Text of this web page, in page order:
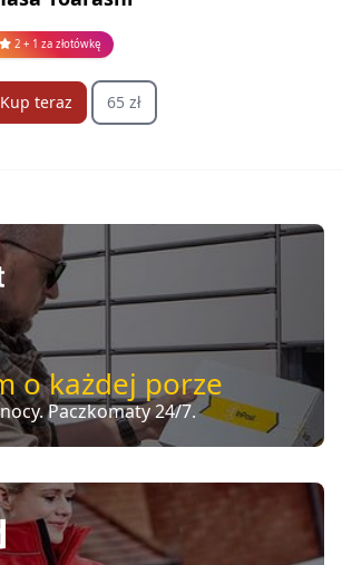
2 + 1 za złotówkę
Kup teraz 65 zł
o każdej porze
Paczkomaty 24/7.